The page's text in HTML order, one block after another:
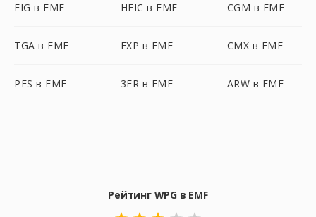
FIG в EMF HEIC в EMF CGM в EMF
TGA в EMF EXP в EMF CMX в EMF
PES в EMF 3FR в EMF ARW в EMF
Рейтинг WPG в EMF